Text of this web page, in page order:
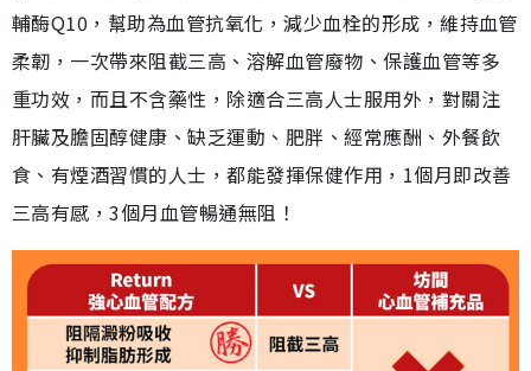
輔酶Q10，幫助為血管抗氧化，減少血栓的形成，維持血管
柔韌，一次帶來阻截三高、溶解血管廢物、保護血管等多
重功效，而且不含藥性，除適合三高人士服用外，對關注
肝臟及膽固醇健康、缺乏運動、肥胖、經常應酬、外餐飲
食、有煙酒習慣的人士，都能發揮保健作用，1個月即改善
三高有感，3個月血管暢通無阻！